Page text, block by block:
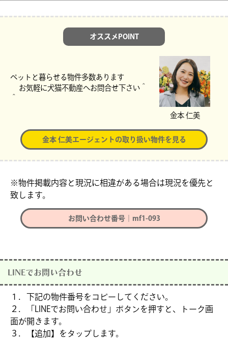
オススメPOINT
ペットと暮らせる物件多数あります
お気軽に犬猫不動産へお問合せ下さい＾
金本 仁美
金本 仁美エージェントの取り扱い物件を見る
※物件掲載内容と現況に相違がある場合は現況を優先と
致します。
お問い合わせ番号｜mf1-093
LINEでお問い合わせ
１．下記の物件番号をコピーしてください。
２．「LINEでお問い合わせ」ボタンを押すと、トーク画
面が開きます。
３．【追加】をタップします。